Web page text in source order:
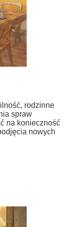
rodzinne
spraw
na konieczność
nowych